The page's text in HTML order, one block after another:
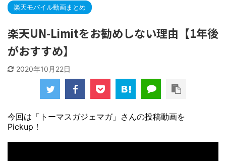
別招待ページから楽天モバイ...
楽天モバイル動画まとめ
楽天UN-Limitをお勧めしない理由【1年後
がおすすめ】
2020年10月22日
今回は「トーマスガジェマガ」さんの投稿動画を
Pickup！